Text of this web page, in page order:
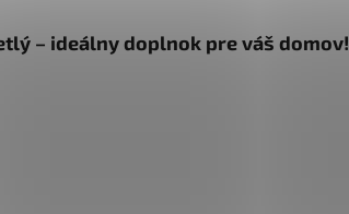
– ideálny doplnok pre váš domov!